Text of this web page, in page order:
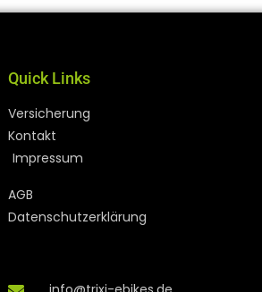
Quick Links
Versicherung
Kontakt
Impressum
AGB
Datenschutzerklärung